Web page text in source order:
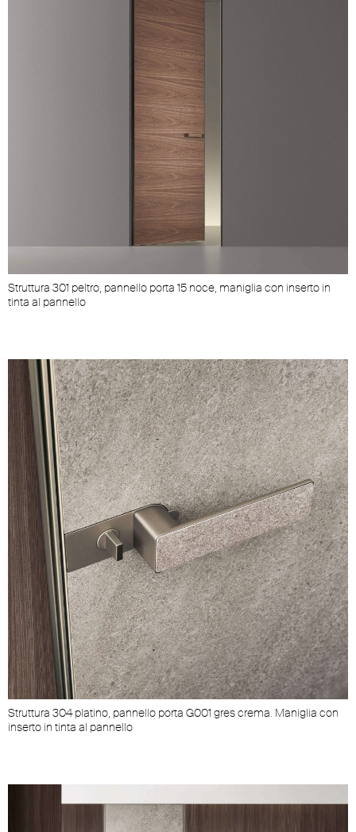
Struttura 301 peltro, pannello porta 15 noce, maniglia con inserto in
tinta al pannello
Struttura 304 platino, pannello porta G001 gres crema. Maniglia con
inserto in tinta al pannello